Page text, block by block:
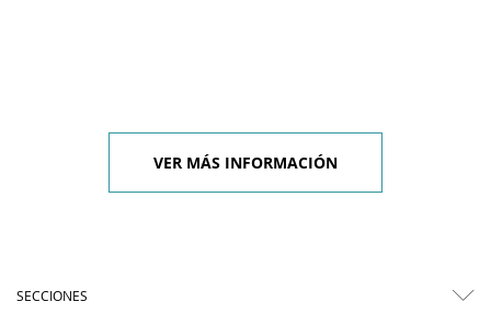
VER MÁS INFORMACIÓN
SECCIONES